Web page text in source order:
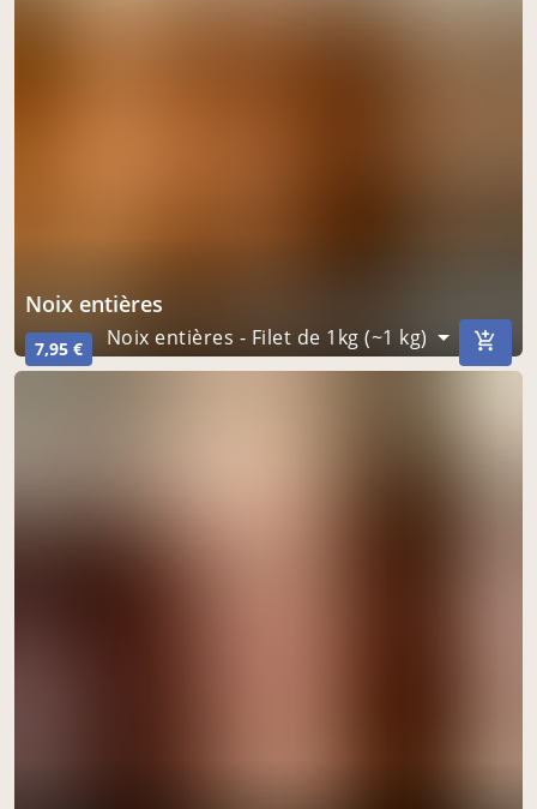
Noix entières
7,95 € Noix entières - Filet de 1kg (~1 kg)